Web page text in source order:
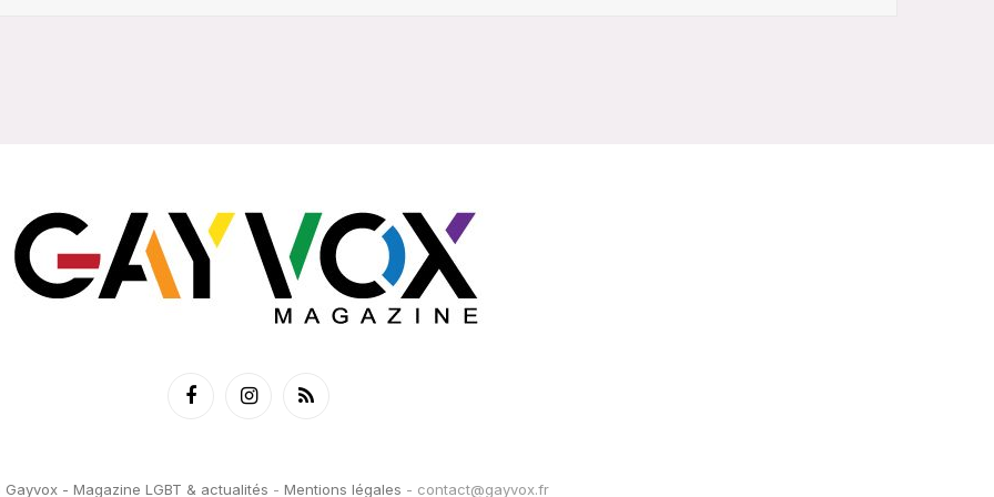
FacebookInstagramRSS
Gayvox - Magazine LGBT & actualités - Mentions légales - contact@gayvox.fr